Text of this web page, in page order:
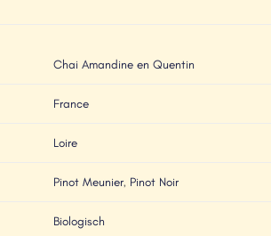
Chai Amandine en Quentin
France
Loire
Pinot Meunier, Pinot Noir
Biologisch